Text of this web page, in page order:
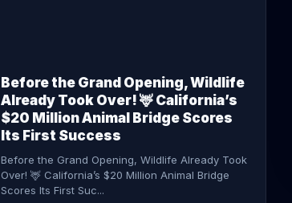
Before the Grand Opening, Wildlife
Already Took Over! 🦌 California’s
$20 Million Animal Bridge Scores
Its First Success
Before the Grand Opening, Wildlife Already Took
Over! 🦌 California’s $20 Million Animal Bridge
Scores Its First Suc...